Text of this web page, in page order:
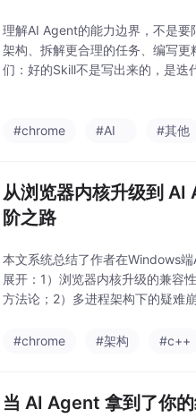
理解AI Agent的能力边界，不是
架构、拆解更合理的任务、编写
们：好的Skill不是写出来的，是迭
#chrome #AI #其他
从浏览器内核升级到
阶之路
本文系统总结了作者在Windows
展开：1）浏览器内核升级的兼容
方法论；2）多进程架构下的疑难
#chrome
#架构 #c++
当 AI Agent 拿到了你